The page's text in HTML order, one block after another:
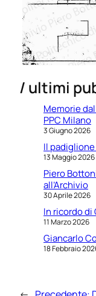
/ ultimi
Memorie
PPC Milano
3 Giugno 2026
Il
13 Maggio 2026
Piero
all’Archivio
30 Aprile 2026
In ricordo di
11 Marzo 2026
Giancarlo
18 Febbraio